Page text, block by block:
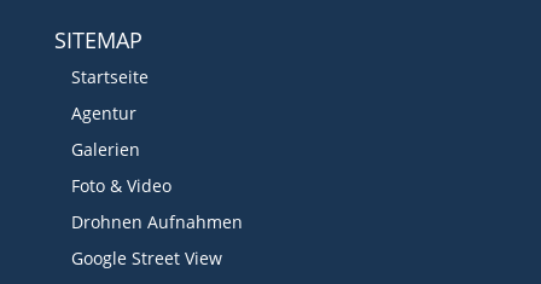
SITEMAP
Startseite
Agentur
Galerien
Foto & Video
Drohnen Aufnahmen
Google Street View